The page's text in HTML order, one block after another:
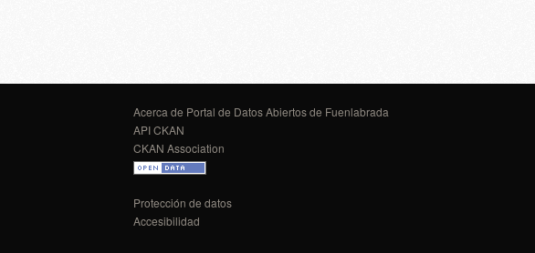
Acerca de Portal de Datos Abiertos de Fuenlabrada
API CKAN
CKAN Association
Protección de datos
Accesibilidad